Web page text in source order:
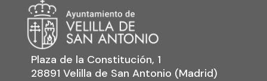
Plaza de la Constitución, 1
28891 Velilla de San Antonio (Madrid)